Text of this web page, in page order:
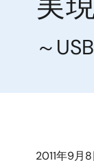
く
ず
～
2011年9月8